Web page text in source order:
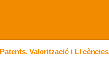
Patents, Valorització i Llicències